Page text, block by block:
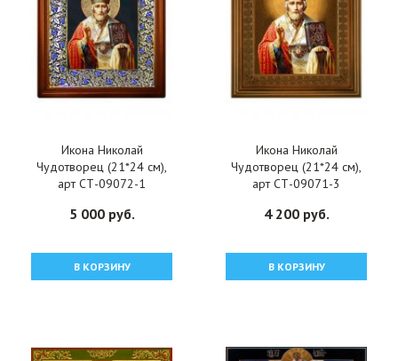
Икона Николай
Чудотворец (21*24 см),
арт СТ-09072-1
5 000 руб.
В КОРЗИНУ
Икона Николай
Чудотворец (21*24 см),
арт СТ-09071-3
4 200 руб.
В КОРЗИНУ